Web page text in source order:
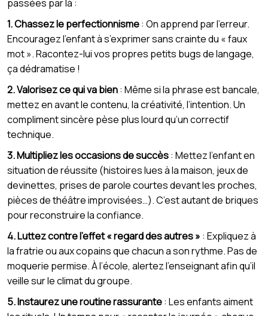
passées par là :
1. Chassez le perfectionnisme: On apprend par l’erreur.
Encouragez l’enfant à s’exprimer sans crainte du « faux
mot ». Racontez-lui vos propres petits bugs de langage,
ça dédramatise !
2. Valorisez ce qui va bien: Même si la phrase est bancale,
mettez en avant le contenu, la créativité, l’intention. Un
compliment sincère pèse plus lourd qu’un correctif
technique.
3. Multipliez les occasions de succès: Mettez l’enfant en
situation de réussite (histoires lues à la maison, jeux de
devinettes, prises de parole courtes devant les proches,
pièces de théâtre improvisées…). C’est autant de briques
pour reconstruire la confiance.
4. Luttez contre l’effet « regard des autres » : Expliquez à
la fratrie ou aux copains que chacun a son rythme. Pas de
moquerie permise. À l’école, alertez l’enseignant afin qu’il
veille sur le climat du groupe.
5. Instaurez une routine rassurante: Les enfants aiment